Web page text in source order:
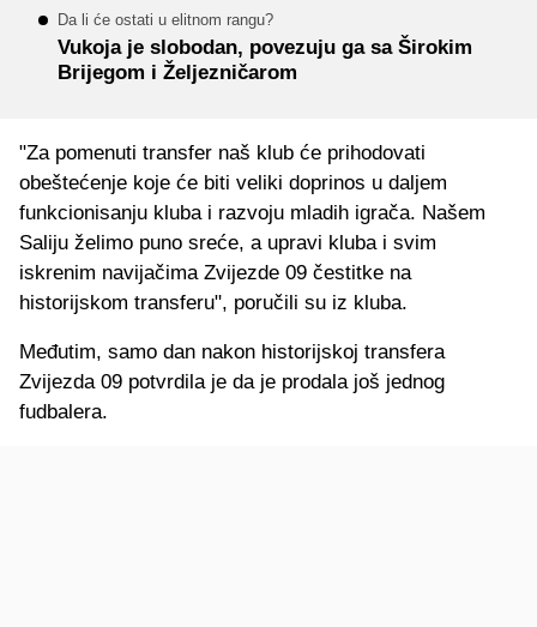
Da li će ostati u elitnom rangu?
Vukoja je slobodan, povezuju ga sa Širokim
Brijegom i Željezničarom
"Za pomenuti transfer naš klub će prihodovati
obeštećenje koje će biti veliki doprinos u daljem
funkcionisanju kluba i razvoju mladih igrača. Našem
Saliju želimo puno sreće, a upravi kluba i svim
iskrenim navijačima Zvijezde 09 čestitke na
historijskom transferu", poručili su iz kluba.
Međutim, samo dan nakon historijskoj transfera
Zvijezda 09 potvrdila je da je prodala još jednog
fudbalera.